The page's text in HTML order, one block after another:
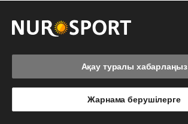
Ақау туралы хабарлаңыз
Жарнама берушілерге